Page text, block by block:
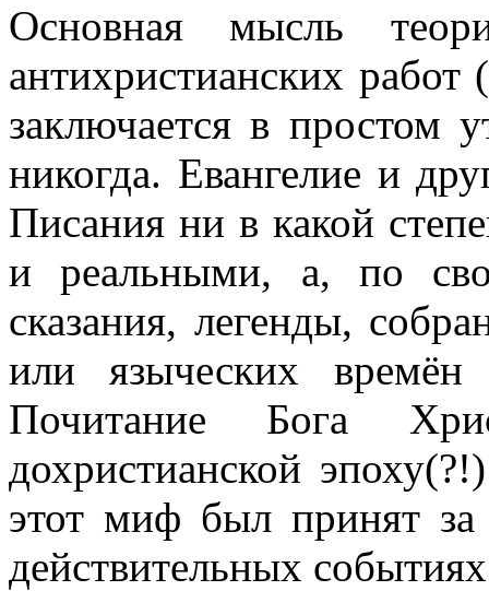
Основная мысль
антихристианских работ
заключается в простом
никогда. Евангелие и
Писания ни в какой
и реальными, а, по
сказания, легенды,
или языческих времён
Почитание Бога
дохристианской
этот миф был принят за
действительных